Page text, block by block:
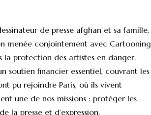
de presse afghan et sa famille,
menée conjointement avec Cartooning
la protection des artistes en danger.
soutien financier essentiel, couvrant les
pu rejoindre Paris, où ils vivent
une de nos missions : protéger les
la presse et d’expression.